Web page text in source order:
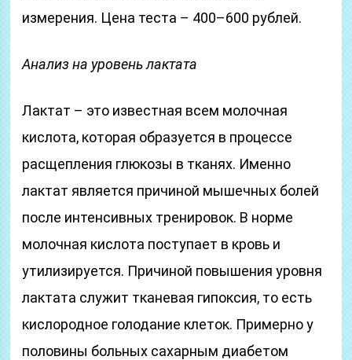
измерения. Цена теста – 400–600 рублей.
Анализ на уровень лактата
Лактат – это известная всем молочная
кислота, которая образуется в процессе
расщепления глюкозы в тканях. Именно
лактат является причиной мышечных болей
после интенсивных тренировок. В норме
молочная кислота поступает в кровь и
утилизируется. Причиной повышения уровня
лактата служит тканевая гипоксия, то есть
кислородное голодание клеток. Примерно у
половины больных сахарным диабетом